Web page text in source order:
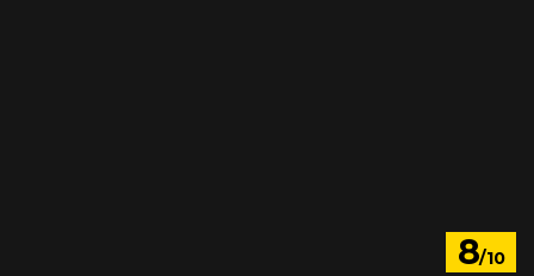
8/10